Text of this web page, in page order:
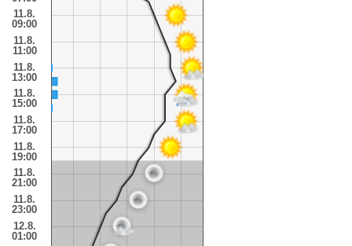
11.8.
09:00
11.8.
11:00
11.8.
13:00
11.8.
15:00
11.8.
17:00
11.8.
19:00
11.8.
21:00
11.8.
23:00
12.8.
01:00